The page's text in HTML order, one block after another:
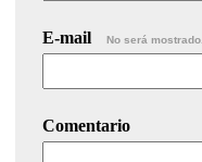
E-mail No será mostrado.
Comentario